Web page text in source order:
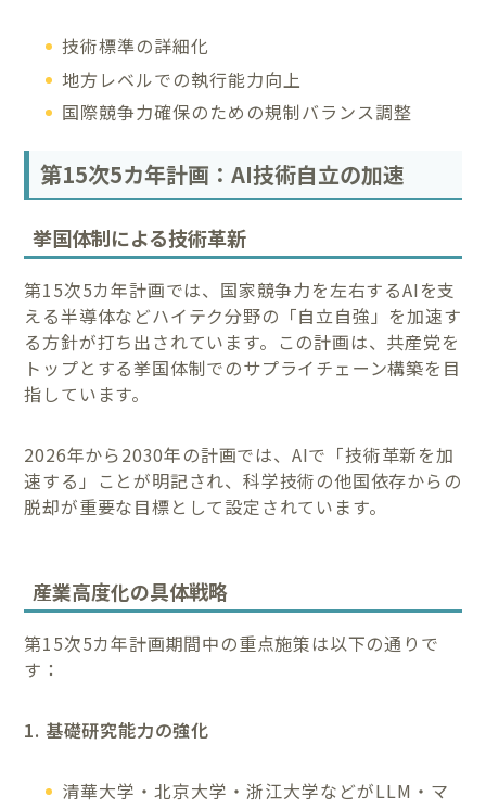
技術標準の詳細化
地方レベルでの執行能力向上
国際競争力確保のための規制バランス調整
第15次5カ年計画：AI技術自立の加速
挙国体制による技術革新
第15次5カ年計画では、国家競争力を左右するAIを支
える半導体などハイテク分野の「自立自強」を加速す
る方針が打ち出されています。この計画は、共産党を
トップとする挙国体制でのサプライチェーン構築を目
指しています。
2026年から2030年の計画では、AIで「技術革新を加
速する」ことが明記され、科学技術の他国依存からの
脱却が重要な目標として設定されています。
産業高度化の具体戦略
第15次5カ年計画期間中の重点施策は以下の通りで
す：
1. 基礎研究能力の強化
清華大学・北京大学・浙江大学などがLLM・マ